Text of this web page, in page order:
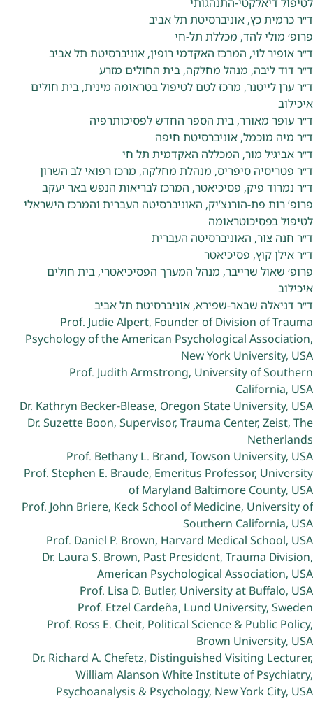
ד״ר כרמית כץ, אוניברסיטת תל אביב
פרופ׳ מולי להד, מכללת תל-חי
ד״ר אופיר לוי, המרכז האקדמי רופין, אוניברסיטת תל אביב
ד״ר דוד ליבה, מנהל מחלקה, בית החולים מזרע
ד״ר ערן לייטנר, מרכז לטם לטיפול בטראומה מינית, בית חולים
איכילוב
ד״ר עופר מאורר, בית הספר החדש לפסיכותרפיה
ד״ר מיה מוכמל, אוניברסיטת חיפה
ד״ר אביגיל מור, המכללה האקדמית תל חי
ד״ר פטריסיה סיפריס, מנהלת מחלקה, מרכז רפואי לב השרון
ד״ר נמרוד פיק, פסיכיאטר, המרכז לבריאות הנפש באר יעקב
פרופ’ רות פת-הורנצ’יק, האוניברסיטה העברית והמרכז הישראלי
לטיפול בפסיכוטראומה
ד״ר חנה צור, האוניברסיטה העברית
ד״ר אילן קוץ, פסיכיאטר
פרופ׳ שאול שרייבר, מנהל המערך הפסיכיאטרי, בית חולים
איכילוב
ד״ר דניאלה שבאר-שפירא, אוניברסיטת תל אביב
Prof. Judie Alpert, Founder of Division of Trauma
Psychology of the American Psychological Association,
New York University, USA
Prof. Judith Armstrong, University of Southern
California, USA
Dr. Kathryn Becker-Blease, Oregon State University, USA
Dr. Suzette Boon, Supervisor, Trauma Center, Zeist, The
Netherlands
Prof. Bethany L. Brand, Towson University, USA
Prof. Stephen E. Braude, Emeritus Professor, University
of Maryland Baltimore County, USA
Prof. John Briere, Keck School of Medicine, University of
Southern California, USA
Prof. Daniel P. Brown, Harvard Medical School, USA
Dr. Laura S. Brown, Past President, Trauma Division,
American Psychological Association, USA
Prof. Lisa D. Butler, University at Buffalo, USA
Prof. Etzel Cardeña, Lund University, Sweden
Prof. Ross E. Cheit, Political Science & Public Policy,
Brown University, USA
Dr. Richard A. Chefetz, Distinguished Visiting Lecturer,
William Alanson White Institute of Psychiatry,
Psychoanalysis & Psychology, New York City, USA